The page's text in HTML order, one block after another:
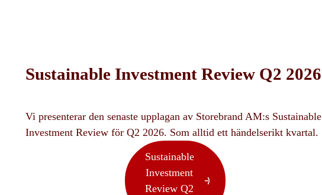
Sustainable Investment Review Q2 2026
Vi presenterar den senaste upplagan av Storebrand AM:s Sustainable
Investment Review för Q2 2026. Som alltid ett händelserikt kvartal.
Sustainable
Investment
Review Q2